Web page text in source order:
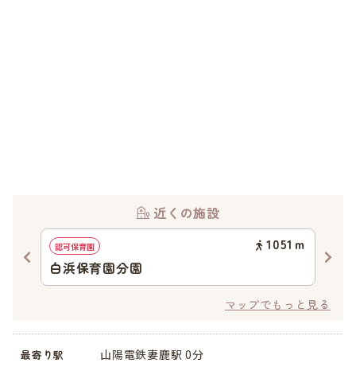
近くの施設
認可保育園 1051 ｍ
白浜保育園分園
マップでもっと見る
最寄り駅 山陽電鉄妻鹿駅 0分